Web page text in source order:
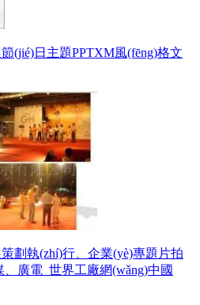
節(jié)日主題PPTXM風(fēng)格文
劃執(zhí)行、企業(yè)專題片拍
廣電_世界工廠網(wǎng)中國